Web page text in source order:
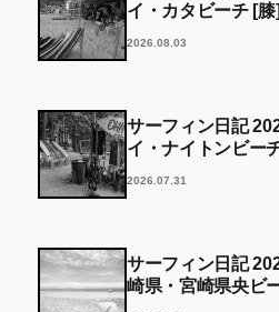
イ・カタビーチ [膝]
2026.08.03
サーフィン日記
イ・ナイトンビー
2026.07.31
サーフィン日記
崎県・宮崎県央ビ